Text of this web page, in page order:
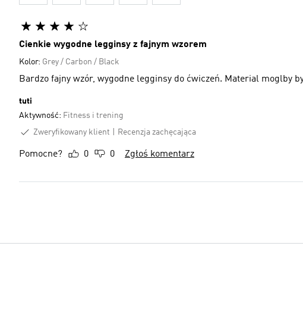
Cienkie wygodne legginsy z fajnym wzorem
Kolor: Grey / Carbon / Black
Bardzo fajny wzór, wygodne legginsy do ćwiczeń. Material moglby
tuti
Aktywność: Fitness i trening
Zweryfikowany klient
Recenzja zachęcająca
Pomocne? 0 0 Zgłoś komentarz